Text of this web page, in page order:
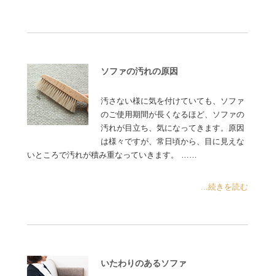
ソファの汚れの原因
汚さない様に気を付けていても、ソファ
のご使用期間が長くなるほど、ソファの
汚れが目立ち、気になってきます。原因
は様々ですが、常日頃から、目に見えな
いところで汚れが積み重なっていきます。 ……
...続きを読む
いたわりのあるソファ